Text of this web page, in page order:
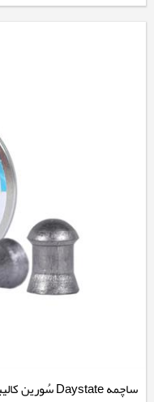
ساچمه Daystate سُورین کالیبر 4.5 - 10.3 گرین